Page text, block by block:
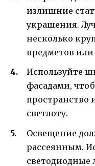
излишние
украшения.
несколько
предметов или
Используйте
фасадами,
пространство
светлоту.
Освещение
рассеянным.